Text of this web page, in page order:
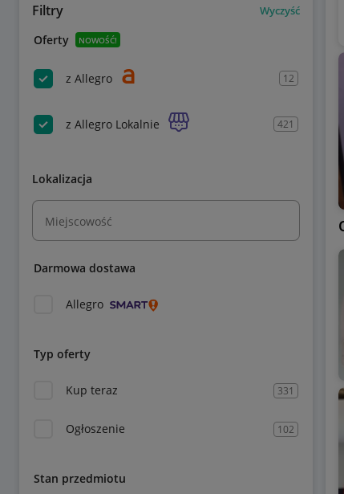
Filtry Wyczyść
Oferty NOWOŚĆ!
z Allegro 12
z Allegro Lokalnie 421
Lokalizacja
Miejscowość
Darmowa dostawa
Allegro
Typ oferty
Kup teraz 331
Ogłoszenie 102
Stan przedmiotu